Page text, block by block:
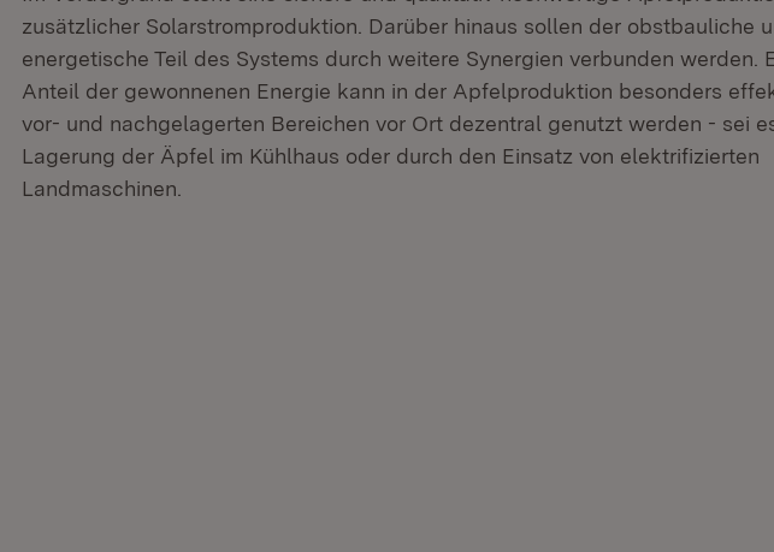
zusätzlicher Solarstromproduktion. Darüber hinaus sollen der obstbauliche
energetische Teil des Systems durch weitere Synergien verbunden werden.
Anteil der gewonnenen Energie kann in der Apfelproduktion besonders
vor- und nachgelagerten Bereichen vor Ort dezentral genutzt werden - sei
Lagerung der Äpfel im Kühlhaus oder durch den Einsatz von elektrifizierten
Landmaschinen.